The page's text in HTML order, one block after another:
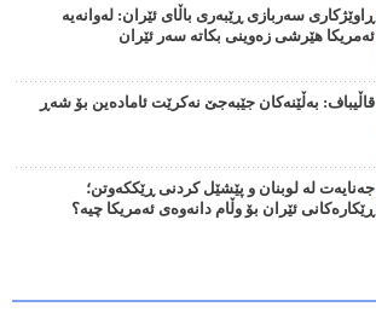
ڕاوێژکاری سەربازی ڕێبەری باڵای ئێران: لەوانەیە
ئەمریکا هێرشی زەوینی بکاتە سەر ئێران
قاڵیباف: بەڵێنەکان جێبەجێ نەکرێت ئامادەین بۆ شەڕ
جەنایەت لە لوبنان و پێشێل کردنی ڕێککەوتن؛
ڕێکارەکانی ئێران بۆ وڵام دانەوەی ئەمریکا چیە؟